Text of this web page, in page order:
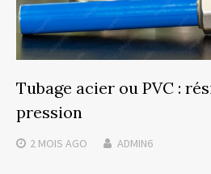
Tubage acier ou PVC :
pression
2 MOIS AGO ADMIN6